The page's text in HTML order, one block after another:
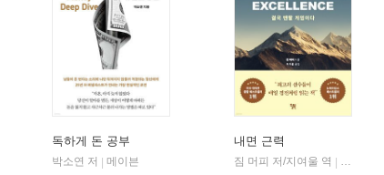
독하게 돈 공부
박소연 저 | 메이븐
내면 근력
짐 머피 저/지여울 역 |